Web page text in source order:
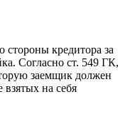
кредитора за
Согласно ст. 549 ГК,
заемщик должен
взятых на себя